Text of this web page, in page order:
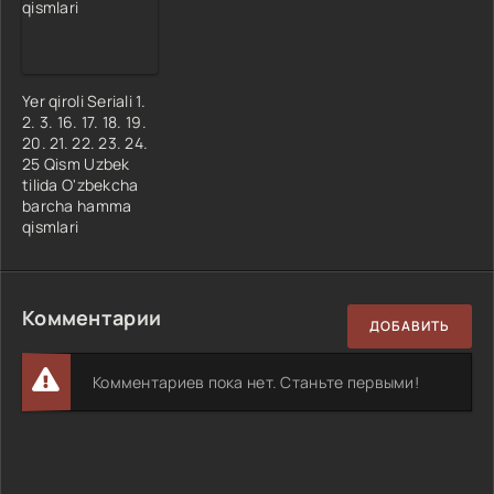
Yer qiroli Seriali 1.
2. 3. 16. 17. 18. 19.
20. 21. 22. 23. 24.
25 Qism Uzbek
tilida O'zbekcha
barcha hamma
qismlari
Комментарии ДОБАВИТЬ
Комментариев пока нет. Станьте первыми!